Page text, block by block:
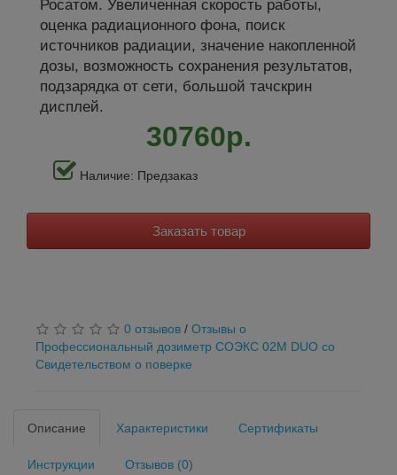
Росатом. Увеличенная скорость работы,
оценка радиационного фона, поиск
источников радиации, значение накопленной
дозы, возможность сохранения результатов,
подзарядка от сети, большой тачскрин
дисплей.
30760р.
Наличие: Предзаказ
Заказать товар
0 отзывов / Отзывы о
Профессиональный дозиметр СОЭКС 02М DUO со
Свидетельством о поверке
Описание Характеристики Сертификаты
Инструкции Отзывов (0)